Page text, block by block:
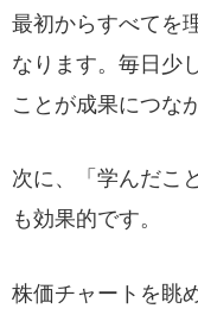
最初からすべてを
なります。毎日少
ことが成果につな
次に、「学んだこ
も効果的です。
株価チャートを眺